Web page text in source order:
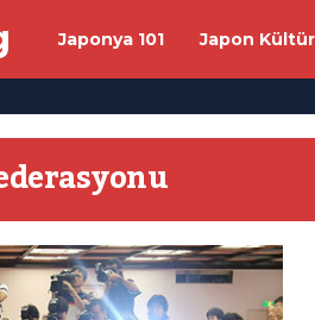
Japonya 101 Japon